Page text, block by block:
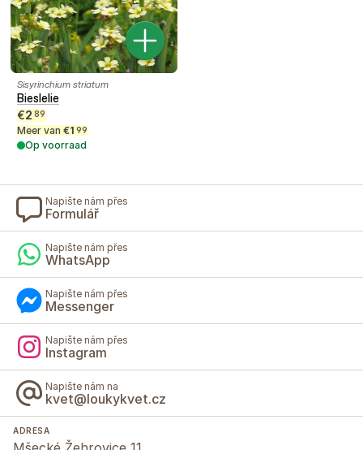
Sisyrinchium striatum
Bieslelie
€2 89
Meer van €1 99
Op voorraad
Napište nám přes
Formulář
Napište nám přes
WhatsApp
Napište nám přes
Messenger
Napište nám přes
Instagram
Napište nám na
kvet@loukykvet.cz
ADRESA